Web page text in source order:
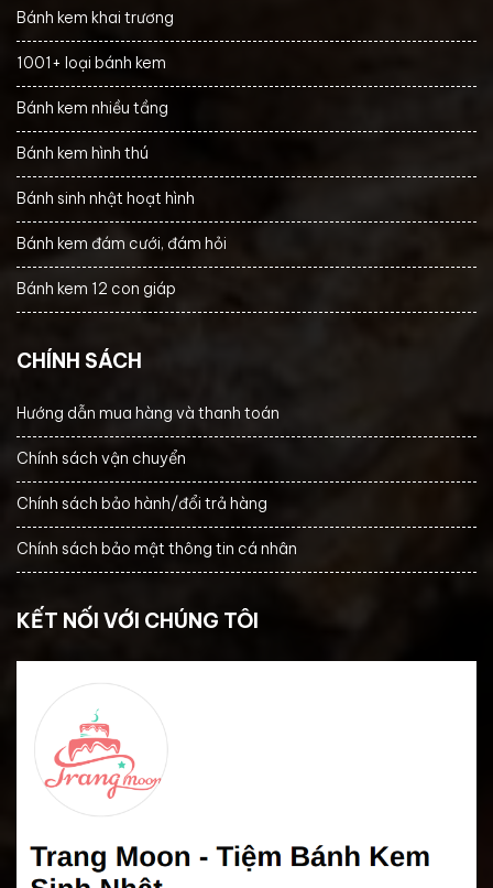
Bánh kem khai trương
1001+ loại bánh kem
Bánh kem nhiều tầng
Bánh kem hình thú
Bánh sinh nhật hoạt hình
Bánh kem đám cưới, đám hỏi
Bánh kem 12 con giáp
CHÍNH SÁCH
Hướng dẫn mua hàng và thanh toán
Chính sách vận chuyển
Chính sách bảo hành/đổi trả hàng
Chính sách bảo mật thông tin cá nhân
KẾT NỐI VỚI CHÚNG TÔI